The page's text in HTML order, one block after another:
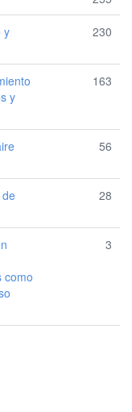
y
230
y
163
56
28
como
3